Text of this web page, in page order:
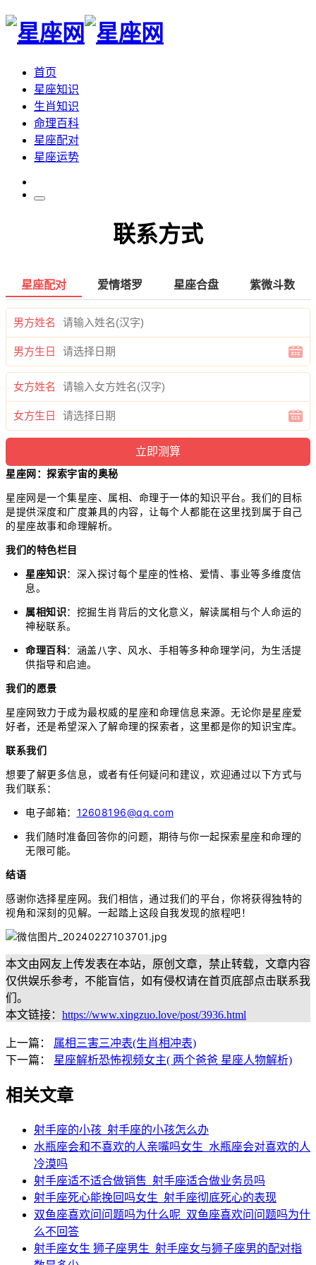
首页
星座知识
生肖知识
命理百科
星座配对
星座运势
联系方式
星座配对 爱情塔罗 星座合盘 紫微斗数
男方姓名
男方生日
女方姓名
女方生日
星座网：探索宇宙的奥秘
星座网是一个集星座、属相、命理于一体的知识平台。我们的目标
是提供深度和广度兼具的内容，让每个人都能在这里找到属于自己
的星座故事和命理解析。
我们的特色栏目
星座知识：深入探讨每个星座的性格、爱情、事业等多维度信
息。
属相知识：挖掘生肖背后的文化意义，解读属相与个人命运的
神秘联系。
命理百科：涵盖八字、风水、手相等多种命理学问，为生活提
供指导和启迪。
我们的愿景
星座网致力于成为最权威的星座和命理信息来源。无论你是星座爱
好者，还是希望深入了解命理的探索者，这里都是你的知识宝库。
联系我们
想要了解更多信息，或者有任何疑问和建议，欢迎通过以下方式与
我们联系：
电子邮箱： 12608196@qq.com
我们随时准备回答你的问题，期待与你一起探索星座和命理的
无限可能。
结语
感谢你选择星座网。我们相信，通过我们的平台，你将获得独特的
视角和深刻的见解。一起踏上这段自我发现的旅程吧！
本文由网友上传发表在本站，原创文章，禁止转载，文章内容
仅供娱乐参考，不能盲信，如有侵权请在首页底部点击联系我
们。
本文链接： https://www.xingzuo.love/post/3936.html
上一篇： 属相三害三冲表(生肖相冲表)
下一篇： 星座解析恐怖视频女主( 两个爸爸 星座人物解析)
相关文章
射手座的小孩_射手座的小孩怎么办
水瓶座会和不喜欢的人亲嘴吗女生_水瓶座会对喜欢的人
冷漠吗
射手座适不适合做销售_射手座适合做业务员吗
射手座死心能挽回吗女生_射手座彻底死心的表现
双鱼座喜欢问问题吗为什么呢_双鱼座喜欢问问题吗为什
么不回答
射手座女生 狮子座男生_射手座女与狮子座男的配对指